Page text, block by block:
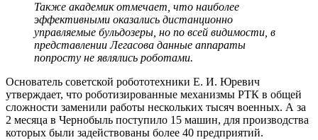
Также академик отмечает, что наиболее
эффективными оказались дистанционно
управляемые бульдозеры, но по всей видимости, в
представлении Легасова данные аппараты
попросту не являлись роботами.
Основатель советской робототехники Е. И. Юревич
утверждает, что роботизированные механизмы РТК в общей
сложности заменили работы нескольких тысяч военных. А за
2 месяца в Чернобыль поступило 15 машин, для производства
которых были задействованы более 40 предприятий.